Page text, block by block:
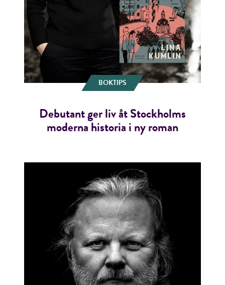
BOKTIPS
Debutant ger liv åt Stockholms
moderna historia i ny roman